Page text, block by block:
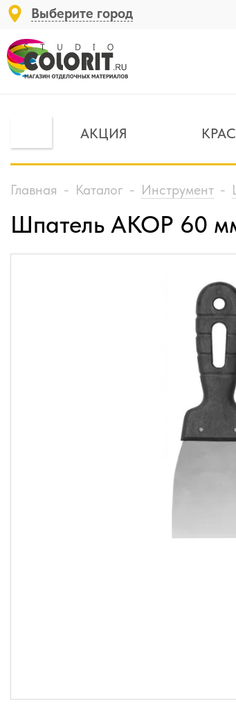
Выберите город
АКЦИЯ
Главная - Каталог - Инструмент -
Шпатель АКОР 60